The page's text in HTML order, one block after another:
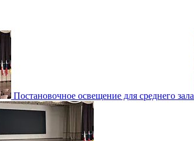
Постановочное освещение для среднего зала